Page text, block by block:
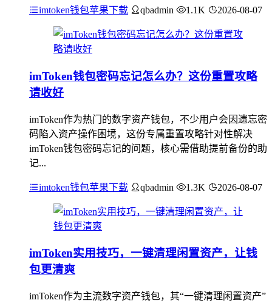
imtoken钱包苹果下载 qbadmin 1.1K 2026-08-07
imToken钱包密码忘记怎么办？这份重置攻略
请收好
imToken作为热门的数字资产钱包，不少用户会因遗忘密
码陷入资产操作困境，这份专属重置攻略针对性解决
imToken钱包密码忘记的问题，核心需借助提前备份的助
记...
imtoken钱包苹果下载 qbadmin 1.3K 2026-08-07
imToken实用技巧，一键清理闲置资产，让钱
包更清爽
imToken作为主流数字资产钱包，其“一键清理闲置资产”